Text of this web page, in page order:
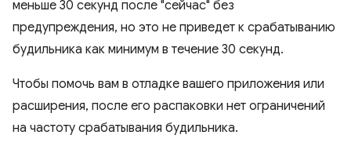
меньше 30 секунд после "сейчас" без
предупреждения, но это не приведет к срабатыванию
будильника как минимум в течение 30 секунд.
Чтобы помочь вам в отладке вашего приложения или
расширения, после его распаковки нет ограничений
на частоту срабатывания будильника.